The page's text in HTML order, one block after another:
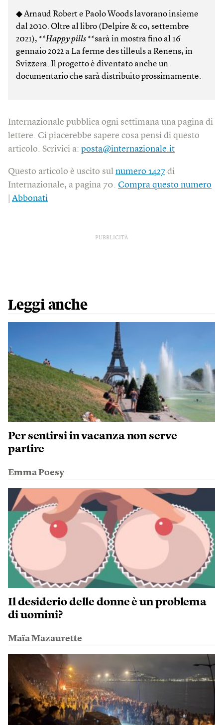
◆ Arnaud Robert e Paolo Woods lavorano insieme
dal 2010. Oltre al libro (Delpire & co, settembre
2021), **Happy pills **sarà in mostra fino al 16
gennaio 2022 a La ferme des tilleuls a Renens, in
Svizzera. Il progetto è diventato anche un
documentario che sarà distribuito prossimamente.
Internazionale pubblica ogni settimana una pagina di
lettere. Ci piacerebbe sapere cosa pensi di questo
articolo. Scrivici a: posta@internazionale.it
Questo articolo è uscito sul numero 1427 di
Internazionale, a pagina 70. Compra questo numero
Abbonati
PUBBLICITÀ
Leggi anche
Per sentirsi in vacanza non serve
partire
Emma Poesy
Il desiderio delle donne è un problema
di uomini?
Maïa Mazaurette